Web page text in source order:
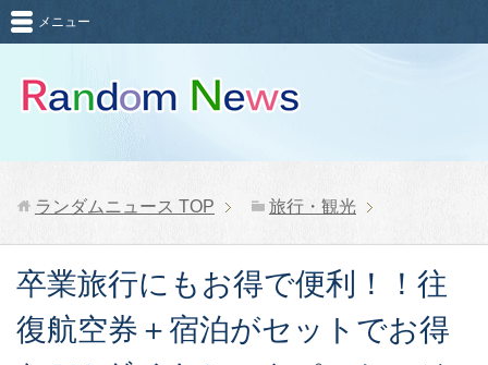
メニュー
ランダムニュース TOP 旅行・観光
卒業旅行にもお得で便利！！往
復航空券＋宿泊がセットでお得